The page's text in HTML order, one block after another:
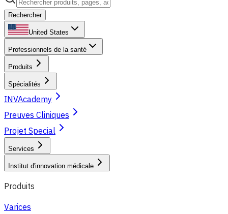
Rechercher
United States
Professionnels de la santé
Produits
Spécialités
INVAcademy
Preuves Cliniques
Projet Special
Services
Institut d'innovation médicale
Produits
Varices